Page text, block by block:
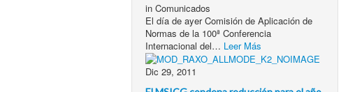
inComunicados
El día de ayer Comisión de Aplicación de
Normas de la 100ª Conferencia
Internacional del… Leer Más
Dic 29, 2011